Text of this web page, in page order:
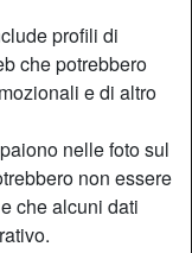
profili di
che potrebbero
e di altro
nelle foto sul
non essere
che alcuni dati